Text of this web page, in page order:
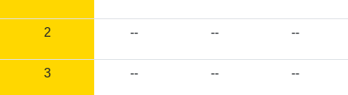
2 -- -- --
3 -- -- --